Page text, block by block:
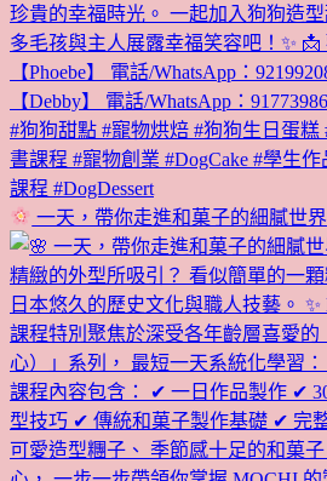
一天，帶你走進和菓子的細膩世界